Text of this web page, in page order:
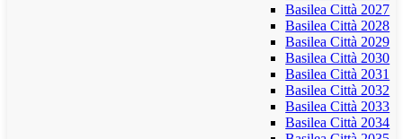
Basilea Città 2027
Basilea Città 2028
Basilea Città 2029
Basilea Città 2030
Basilea Città 2031
Basilea Città 2032
Basilea Città 2033
Basilea Città 2034